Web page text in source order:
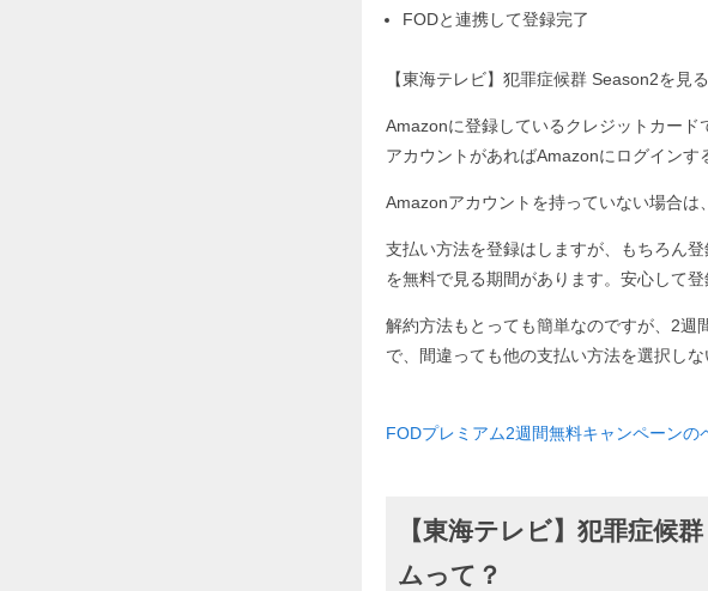
FODと連携して登録完了
【東海テレビ】犯罪症候群 Season2を見
Amazonに登録しているクレジットカー
アカウントがあればAmazonにログインす
Amazonアカウントを持っていない場合は
支払い方法を登録はしますが、もちろん
を無料で見る期間があります。安心して登
解約方法もとっても簡単なのですが、2週
で、間違っても他の支払い方法を選択しな
FODプレミアム2週間無料キャンペーンの
【東海テレビ】犯罪症候
ムって？